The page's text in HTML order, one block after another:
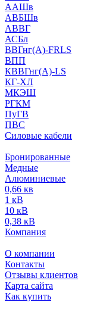
ААШв
АВБШв
АВВГ
АСБл
ВВГнг(А)-FRLS
ВПП
КВВГнг(А)-LS
КГ-ХЛ
МКЭШ
РГКМ
ПуГВ
ПВС
Силовые кабели
Бронированные
Медные
Алюминиевые
0,66 кв
1 кВ
10 кВ
0,38 кВ
Компания
О компании
Контакты
Отзывы клиентов
Карта сайта
Как купить